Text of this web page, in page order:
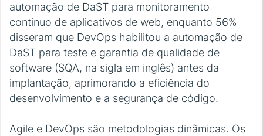
automação de DaST para monitoramento
contínuo de aplicativos de web, enquanto 56%
disseram que DevOps habilitou a automação de
DaST para teste e garantia de qualidade de
software (SQA, na sigla em inglês) antes da
implantação, aprimorando a eficiência do
desenvolvimento e a segurança de código.
Agile e DevOps são metodologias dinâmicas. Os